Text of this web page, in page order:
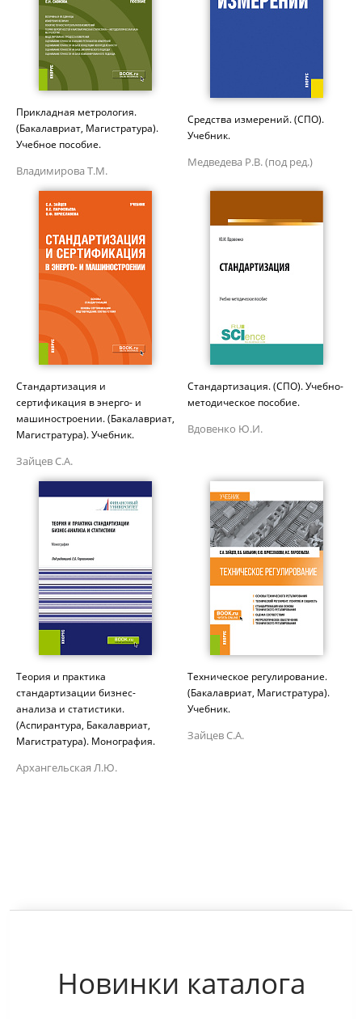
Прикладная метрология.
(Бакалавриат, Магистратура).
Учебное пособие.
Владимирова Т.М.
Средства измерений. (СПО).
Учебник.
Медведева Р.В. (под ред.)
Стандартизация и
сертификация в энерго- и
машиностроении. (Бакалавриат,
Магистратура). Учебник.
Зайцев С.А.
Стандартизация. (СПО). Учебно-
методическое пособие.
Вдовенко Ю.И.
Теория и практика
стандартизации бизнес-
анализа и статистики.
(Аспирантура, Бакалавриат,
Магистратура). Монография.
Архангельская Л.Ю.
Техническое регулирование.
(Бакалавриат, Магистратура).
Учебник.
Зайцев С.А.
Новинки каталога